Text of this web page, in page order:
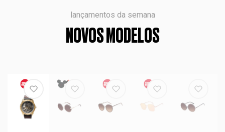
lançamentos da semana
NOVOS MODELOS